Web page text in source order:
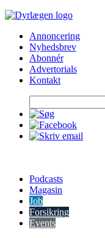
Skip
contentAnnoncering
Nyhedsbrev
Abonnér
Advertorials
Kontakt
Podcasts
Magasin
Job
Forsikring
Events